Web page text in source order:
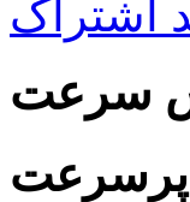
اشتراک
سرعت
پرسرعت